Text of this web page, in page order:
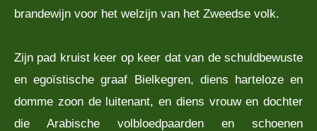
brandewijn voor het welzijn van het Zweedse volk.
Zijn pad kruist keer op keer dat van de schuldbewuste
en egoïstische graaf Bielkegren, diens harteloze en
domme zoon de luitenant, en diens vrouw en dochter
die Arabische volbloedpaarden en schoenen